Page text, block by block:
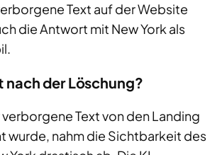
Text auf der Website
die Antwort mit New York als
nach der Löschung?
Text von den Landing
wurde, nahm die Sichtbarkeit des